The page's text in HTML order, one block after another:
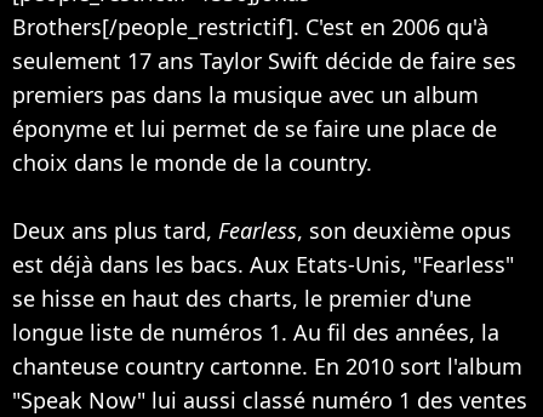
Brothers[/people_restrictif]. C'est en 2006 qu'à
seulement 17 ans Taylor Swift décide de faire ses
premiers pas dans la musique avec un album
éponyme et lui permet de se faire une place de
choix dans le monde de la country.
Deux ans plus tard, Fearless, son deuxième opus
est déjà dans les bacs. Aux Etats-Unis, "Fearless"
se hisse en haut des charts, le premier d'une
longue liste de numéros 1. Au fil des années, la
chanteuse country cartonne. En 2010 sort l'album
"Speak Now" lui aussi classé numéro 1 des ventes